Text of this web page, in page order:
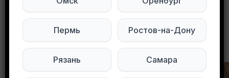
Другие объявления в этом городе
Пермь Ростов-на-Дону
Рязань Самара